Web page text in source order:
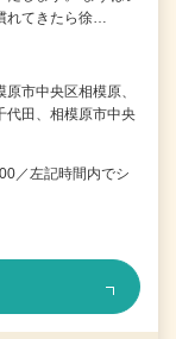
れてきたら徐…
市中央区相模原、
代田、相模原市中央
／左記時間内でシ